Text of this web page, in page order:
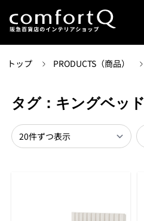
トップ PRODUCTS（商品）
タグ：キングベッド